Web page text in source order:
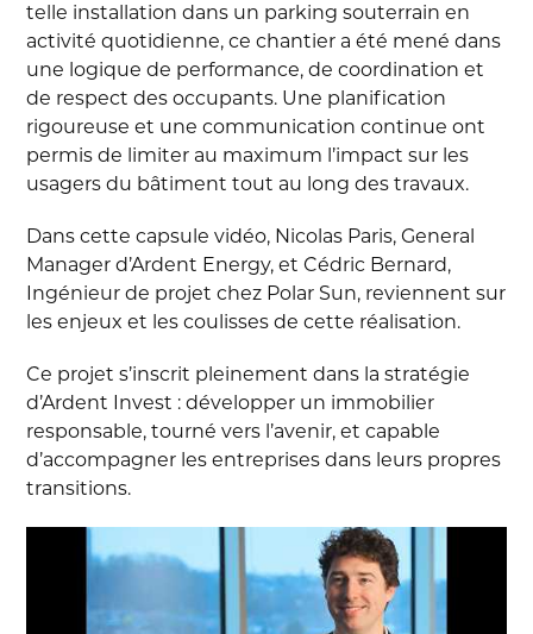
telle installation dans un parking souterrain en
activité quotidienne, ce chantier a été mené dans
une logique de performance, de coordination et
de respect des occupants. Une planification
rigoureuse et une communication continue ont
permis de limiter au maximum l’impact sur les
usagers du bâtiment tout au long des travaux.
Dans cette capsule vidéo, Nicolas Paris, General
Manager d’Ardent Energy, et Cédric Bernard,
Ingénieur de projet chez Polar Sun, reviennent sur
les enjeux et les coulisses de cette réalisation.
Ce projet s’inscrit pleinement dans la stratégie
d’Ardent Invest : développer un immobilier
responsable, tourné vers l’avenir, et capable
d’accompagner les entreprises dans leurs propres
transitions.